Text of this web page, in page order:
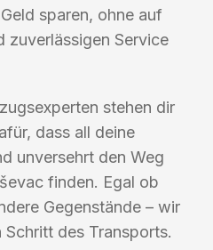
sparen, ohne auf
zuverlässigen Service
stehen dir
dass all deine
unversehrt den Weg
finden. Egal ob
Gegenstände – wir
Schritt des Transports.